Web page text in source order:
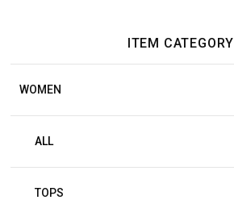
ITEM CATEGORY
WOMEN
ALL
TOPS